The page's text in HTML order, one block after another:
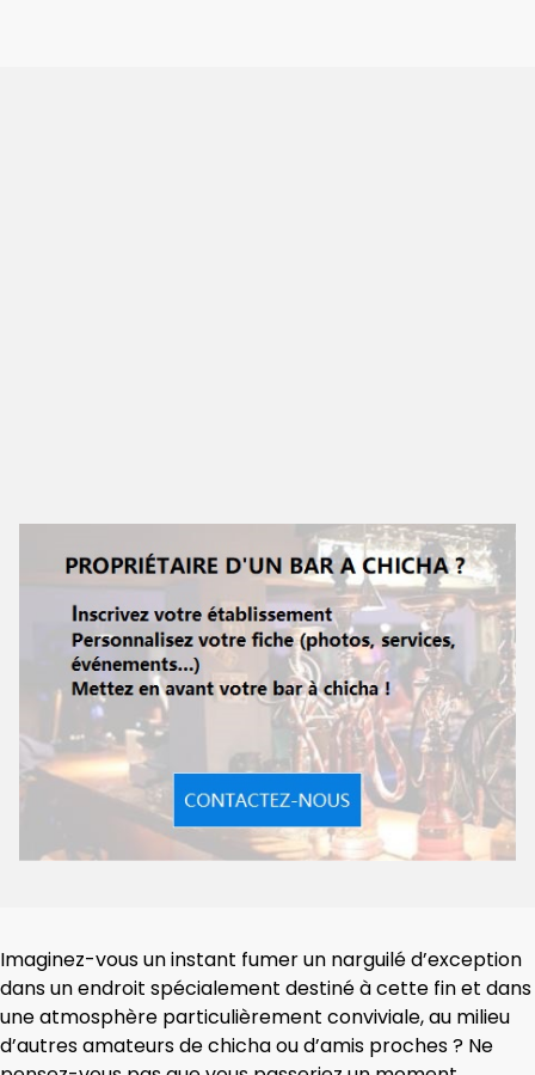
Imaginez-vous un instant fumer un narguilé d’exception
dans un endroit spécialement destiné à cette fin et dans
une atmosphère particulièrement conviviale, au milieu
d’autres amateurs de chicha ou d’amis proches ? Ne